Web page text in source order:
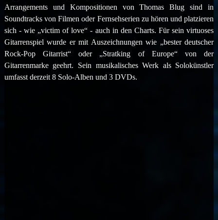
Arrangements und Kompositionen von Thomas Blug sind in
Soundtracks von Filmen oder Fernsehserien zu hören und platzieren
sich - wie „victim of love“ - auch in den Charts. Für sein virtuoses
Gitarrenspiel wurde er mit Auszeichnungen wie „bester deutscher
Rock-Pop Gitarrist“ oder „Stratking of Europe“ von der
Gitarrenmarke geehrt. Sein musikalisches Werk als Solokünstler
umfasst derzeit 8 Solo-Alben und 3 DVDs.